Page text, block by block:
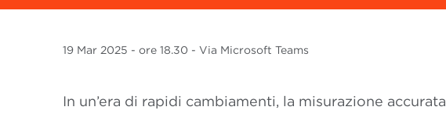
19 Mar 2025 - ore 18.30 - Via Microsoft Teams
In un’era di rapidi cambiamenti, la misurazione